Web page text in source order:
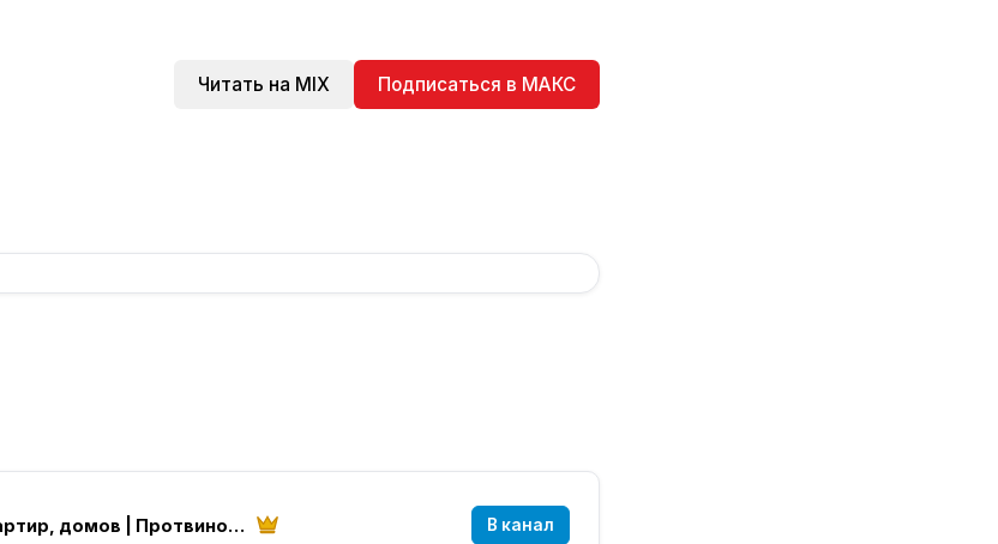
Читать на MIX Подписаться в МАКС
Pro Ремонт квартир, домов | Протвино, Серпухов В канал